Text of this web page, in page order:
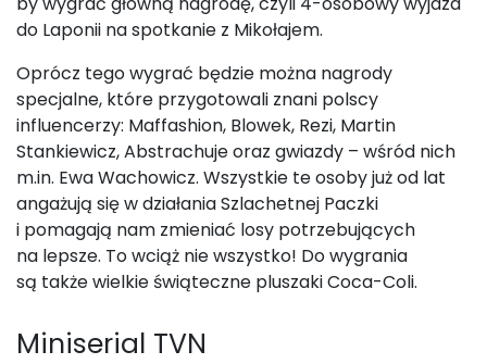
do Laponii na spotkanie z Mikołajem.
Oprócz tego wygrać będzie można nagrody
specjalne, które przygotowali znani polscy
influencerzy: Maffashion, Blowek, Rezi, Martin
Stankiewicz, Abstrachuje oraz gwiazdy – wśród nich
m.in. Ewa Wachowicz. Wszystkie te osoby już od lat
angażują się w działania Szlachetnej Paczki
i pomagają nam zmieniać losy potrzebujących
na lepsze. To wciąż nie wszystko! Do wygrania
są także wielkie świąteczne pluszaki Coca-Coli.
Miniserial TVN